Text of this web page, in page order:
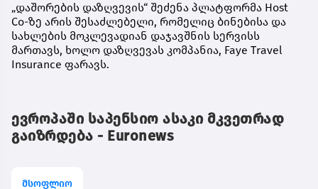
„დაშორების დაზღვევის“ შეძენა პლატფორმა Host
Co-ზე არის შესაძლებელი, რომელიც ბინებისა და
სახლების მოკლევადიან დაჯავშნის სერვისს
მართავს, ხოლო დაზღვევას კომპანია, Faye Travel
Insurance ფარავს.
ევროპაში საპენსიო ასაკი მკვეთრად
გაიზრდება - Euronews
მსოფლიო